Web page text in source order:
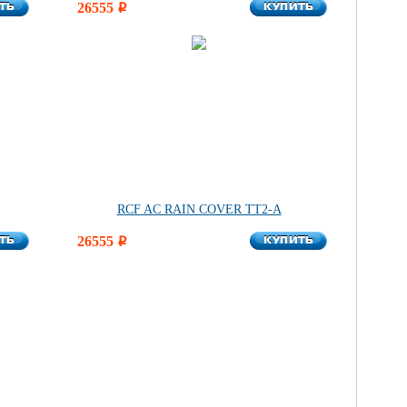
26555 i КУПИТЬ
КУПИТЬ
RCF AC RAIN COVER TT2-A
26555 i КУПИТЬ
КУПИТЬ